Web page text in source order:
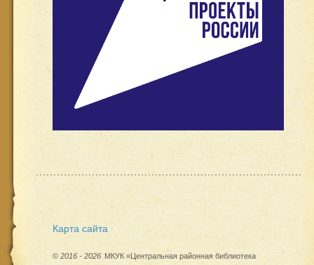
Карта сайта
© 2016 - 2026 МКУК «Центральная районная библиотека